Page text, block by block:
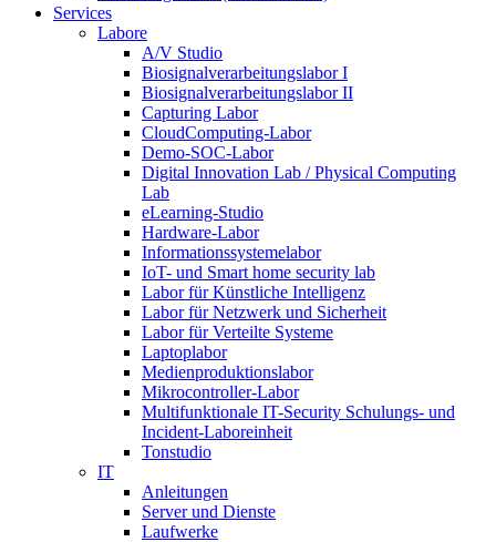
Services
Labore
A/V Studio
Biosignalverarbeitungslabor I
Biosignalverarbeitungslabor II
Capturing Labor
CloudComputing-Labor
Demo-SOC-Labor
Digital Innovation Lab / Physical Computing
Lab
eLearning-Studio
Hardware-Labor
Informationssystemelabor
IoT- und Smart home security lab
Labor für Künstliche Intelligenz
Labor für Netzwerk und Sicherheit
Labor für Verteilte Systeme
Laptoplabor
Medienproduktionslabor
Mikrocontroller-Labor
Multifunktionale IT-Security Schulungs- und
Incident-Laboreinheit
Tonstudio
IT
Anleitungen
Server und Dienste
Laufwerke